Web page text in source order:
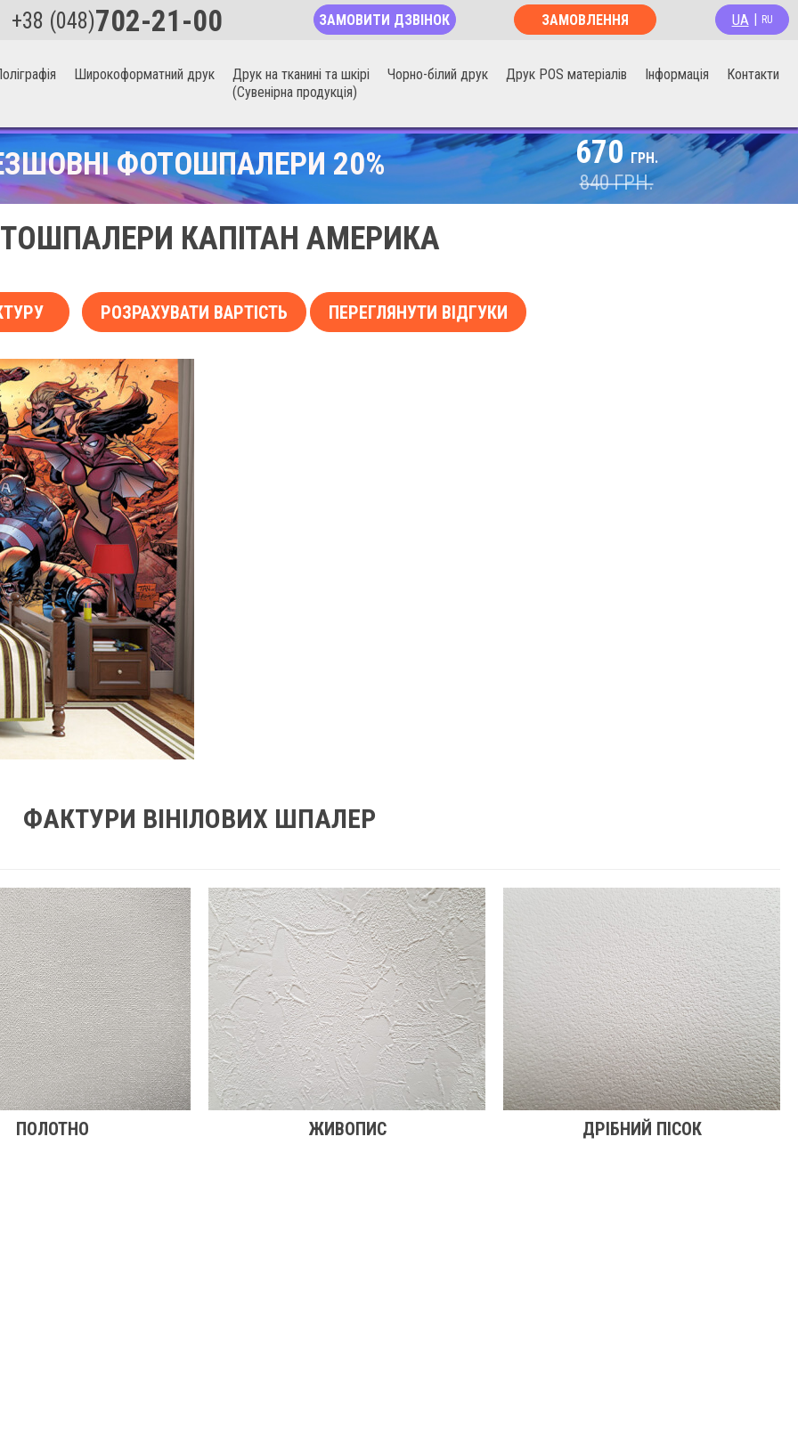
+38 (048)702-21-00 ЗАМОВИТИ ДЗВІНОК
ЗАМОВЛЕННЯ
UA RU
Широкоформатний друк
Друк на тканині та шкірі
(Сувенірна продукція)
Чорно-білий друк Друк POS матеріалів Інформація Контакти
ФОТОШПАЛЕРИ 20% 670ГРН.
840ГРН.
КАПІТАН АМЕРИКА
РОЗРАХУВАТИ ВАРТІСТЬ ПЕРЕГЛЯНУТИ ВІДГУКИ
ФАКТУРИ ВІНІЛОВИХ ШПАЛЕР
ПОЛОТНО ЖИВОПИС ДРІБНИЙ ПІСОК